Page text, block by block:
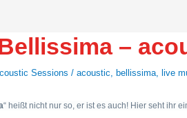
–
Sessions / acoustic, bellissima, live
“ heißt nicht nur so, er ist es auch! Hier seht ihr